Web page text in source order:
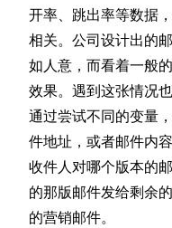
开率、跳出率等数据
相关。公司设计出的
如人意，而看着一般
效果。遇到这张情况
通过尝试不同的变量
件地址，或者邮件内
收件人对哪个版本的
的那版邮件发给剩余
的营销邮件。